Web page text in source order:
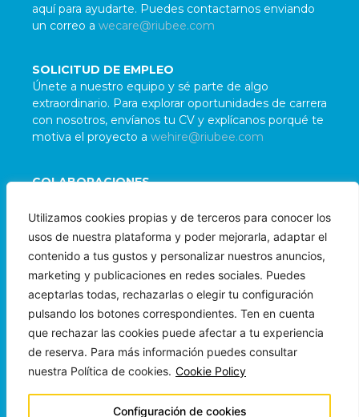
Utilizamos cookies propias y de terceros para conocer los
usos de nuestra plataforma y poder mejorarla, adaptar el
contenido a tus gustos y personalizar nuestros anuncios,
marketing y publicaciones en redes sociales. Puedes
aceptarlas todas, rechazarlas o elegir tu configuración
pulsando los botones correspondientes. Ten en cuenta
que rechazar las cookies puede afectar a tu experiencia
de reserva. Para más información puedes consultar
nuestra Política de cookies. Cookie Policy
Configuración de cookies
COLABORACIONES
Damos la bienvenida a colaboraciones con
organizaciones e individuos alineados con nuestra
misión. Para evaluar posibles sinergias, contáctanos
wepartner@riubee.com
SOLICITUD DE EMPLEO
Únete a nuestro equipo y sé parte de algo
extraordinario. Para explorar oportunidades de carrera
con nosotros, envíanos tu CV y explícanos porqué te
motiva el proyecto a wehire@riubee.com
aquí para ayudarte. Puedes contactarnos enviando
un correo a wecare@riubee.com
Todos los Derechos Reservados